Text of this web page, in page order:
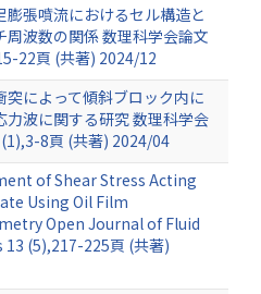
膨張噴流におけるセル構造と
周波数の関係 数理科学会論文
22頁 (共著) 2024/12
突によって傾斜ブロック内に
力波に関する研究 数理科学会
8頁 (共著) 2024/04
of Shear Stress Acting
Using Oil Film
Open Journal of Fluid
13 (5),217-225頁 (共著)